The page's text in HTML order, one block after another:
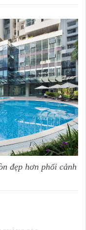
đẹp hơn phối cảnh